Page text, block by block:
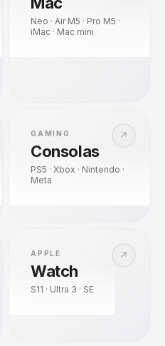
Neo · Air M5 · Pro M5 ·
iMac · Mac mini
↗
GAMING
Consolas
PS5 · Xbox · Nintendo ·
Meta
↗
APPLE
Watch
S11 · Ultra 3 · SE